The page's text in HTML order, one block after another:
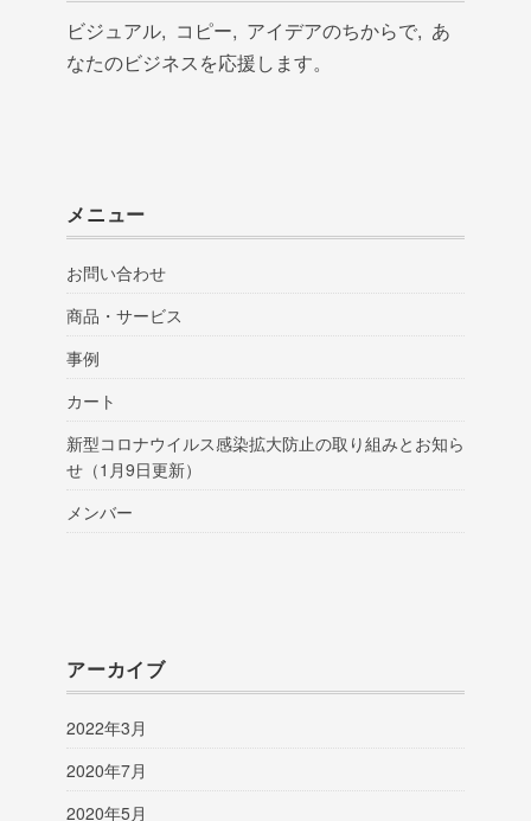
ビジュアル, コピー, アイデアのちからで, あ
なたのビジネスを応援します。
メニュー
お問い合わせ
商品・サービス
事例
カート
新型コロナウイルス感染拡大防止の取り組みとお知ら
せ（1月9日更新）
メンバー
アーカイブ
2022年3月
2020年7月
2020年5月